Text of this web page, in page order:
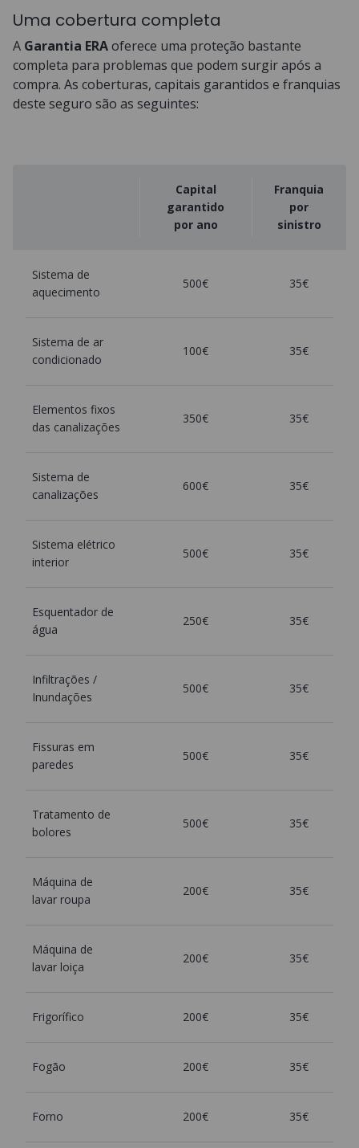
Uma cobertura completa
A Garantia ERAoferece uma proteção bastante
completa para problemas que podem surgir após a
compra. As coberturas, capitais garantidos e franquias
deste seguro são as seguintes:
Capital
garantido
por ano
Franquia
por
sinistro
Sistema de
aquecimento
500€ 35€
Sistema de ar
condicionado
100€ 35€
Elementos fixos
das canalizações
350€ 35€
Sistema de
canalizações
600€ 35€
Sistema elétrico
interior
500€ 35€
Esquentador de
água
250€ 35€
Infiltrações /
Inundações
500€ 35€
Fissuras em
paredes
500€ 35€
Tratamento de
bolores
500€ 35€
Máquina de
lavar roupa
200€ 35€
Máquina de
lavar loiça
200€ 35€
Frigorífico 200€ 35€
Fogão 200€ 35€
Forno 200€ 35€